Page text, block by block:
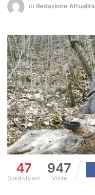
di Redazione Attualità
47
Condivisioni
947
Visite